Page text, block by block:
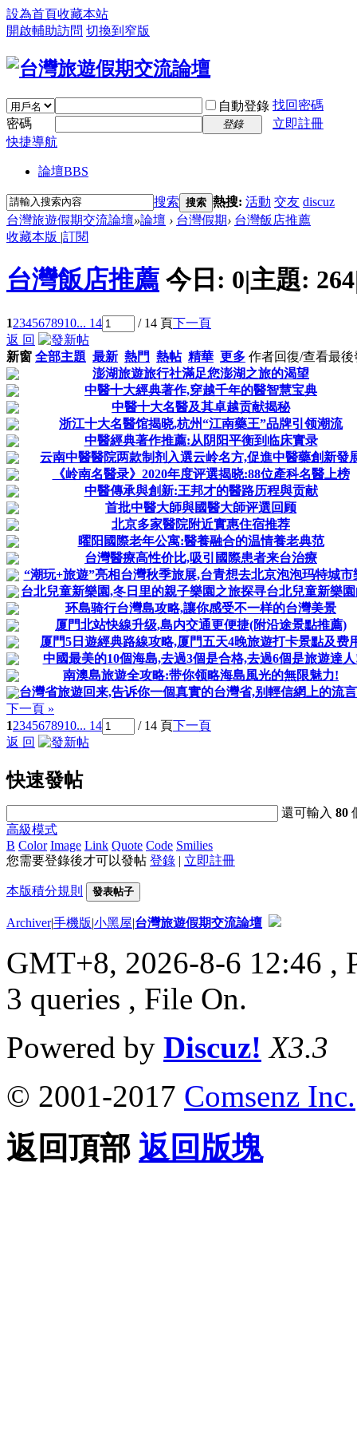
設為首頁收藏本站
開啟輔助訪問 切換到窄版
自動登錄 找回密碼
密碼
登錄
立即註冊
快捷導航
論壇BBS
搜索 搜索 熱搜: 活動 交友 discuz
台灣旅遊假期交流論壇»論壇 › 台灣假期› 台灣飯店推薦
收藏本版 |訂閱
台灣飯店推薦 今日: 0|主題: 264
12345678910... 14 / 14 頁下一頁
返 回
新窗 全部主題 最新 熱門 熱帖 精華 更多 作者回復/查看最後
澎湖旅遊旅行社滿足您澎湖之旅的渴望
中醫十大經典著作,穿越千年的醫智慧宝典
中醫十大名醫及其卓越贡献揭秘
浙江十大名醫馆揭晓,杭州“江南藥王”品牌引领潮流
中醫經典著作推薦:从阴阳平衡到临床實录
云南中醫醫院两款制剂入選云岭名方,促進中醫藥創新發
《岭南名醫录》2020年度评選揭晓:88位產科名醫上榜
中醫傳承與創新:王邦才的醫路历程與贡献
首批中醫大師與國醫大師评選回顾
北京多家醫院附近實惠住宿推荐
曜阳國際老年公寓:醫養融合的温情養老典范
台灣醫療高性价比,吸引國際患者来台治療
“潮玩+旅遊”亮相台灣秋季旅展,台青想去北京泡泡玛特城市
台北兒童新樂園,冬日里的親子樂園之旅探寻台北兒童新樂
环島骑行台灣島攻略,讓你感受不一样的台灣美景
厦門北站快線升级,島内交通更便捷(附沿途景點推薦)
厦門5日遊經典路線攻略,厦門五天4晚旅遊打卡景點及费
中國最美的10個海島,去過3個是合格,去過6個是旅遊達
南澳島旅遊全攻略:带你领略海島風光的無限魅力!
台灣省旅遊回来,告诉你一個真實的台灣省,别輕信網上的流
下一頁 »
12345678910... 14 / 14 頁下一頁
返 回
快速發帖
還可輸入80
高級模式
B Color Image Link Quote Code Smilies
您需要登錄後才可以發帖 登錄 | 立即註冊
本版積分規則 發表帖子
Archiver|手機版|小黑屋|台灣旅遊假期交流論壇
GMT+8, 2026-8-6 12:46 ,
3 queries , File On.
Powered by Discuz! X3.3
© 2001-2017 Comsenz Inc.
返回頂部 返回版塊